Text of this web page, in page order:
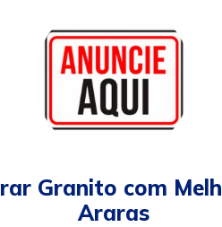
Granito com
Araras